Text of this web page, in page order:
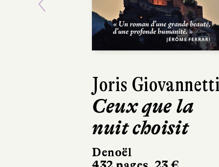
Amandine
Daniel Le
Roland
Schweitzer
Previous